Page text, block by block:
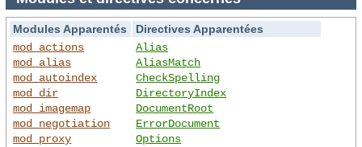
Modules Apparentés
Directives Apparentées
mod_actions
mod_alias
mod_autoindex
mod_dir
mod_imagemap
mod_negotiation
mod_proxy
Alias
AliasMatch
CheckSpelling
DirectoryIndex
DocumentRoot
ErrorDocument
Options